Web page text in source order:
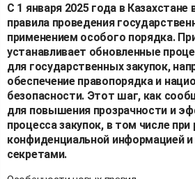
С 1 января 2025 года в Казахстане
правила проведения
применением особого порядка.
устанавливает обновленные
для государственных закупок,
обеспечение правопорядка и
безопасности. Этот шаг, как
для повышения прозрачности и
процесса закупок, в том числе при
конфиденциальной информацией
секретами.